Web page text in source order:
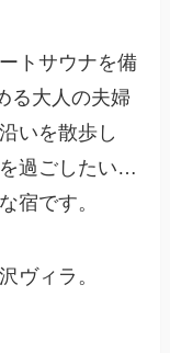
トサウナを備
る大人の夫婦
いを散歩し
過ごしたい…
宿です。
ヴィラ。